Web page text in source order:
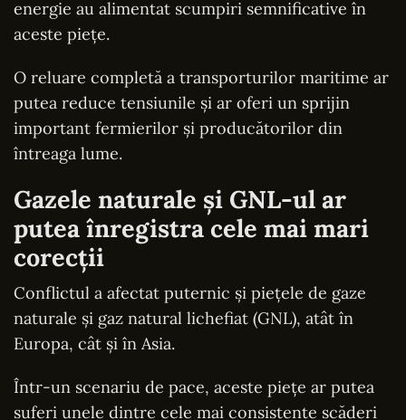
energie au alimentat scumpiri semnificative în
aceste piețe.
O reluare completă a transporturilor maritime ar
putea reduce tensiunile și ar oferi un sprijin
important fermierilor și producătorilor din
întreaga lume.
Gazele naturale și GNL-ul ar
putea înregistra cele mai mari
corecții
Conflictul a afectat puternic și piețele de gaze
naturale și gaz natural lichefiat (GNL), atât în
Europa, cât și în Asia.
Într-un scenariu de pace, aceste piețe ar putea
suferi unele dintre cele mai consistente scăderi